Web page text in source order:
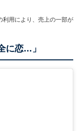
用により、売上の一部が
に恋…」